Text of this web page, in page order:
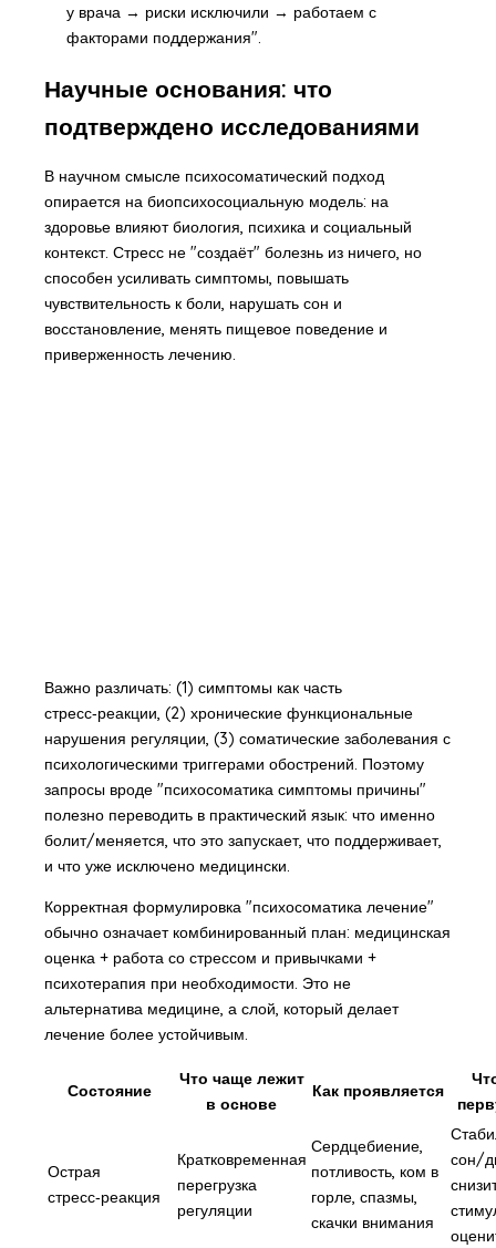
у врача → риски исключили → работаем с
факторами поддержания".
Научные основания: что
подтверждено исследованиями
В научном смысле психосоматический подход
опирается на биопсихосоциальную модель: на
здоровье влияют биология, психика и социальный
контекст. Стресс не "создаёт" болезнь из ничего, но
способен усиливать симптомы, повышать
чувствительность к боли, нарушать сон и
восстановление, менять пищевое поведение и
приверженность лечению.
Важно различать: (1) симптомы как часть
стресс‑реакции, (2) хронические функциональные
нарушения регуляции, (3) соматические заболевания с
психологическими триггерами обострений. Поэтому
запросы вроде "психосоматика симптомы причины"
полезно переводить в практический язык: что именно
болит/меняется, что это запускает, что поддерживает,
и что уже исключено медицински.
Корректная формулировка "психосоматика лечение"
обычно означает комбинированный план: медицинская
оценка + работа со стрессом и привычками +
психотерапия при необходимости. Это не
альтернатива медицине, а слой, который делает
лечение более устойчивым.
Состояние
Что чаще лежит
в основе
Как проявляется
Острая
стресс‑реакция
Кратковременная
перегрузка
регуляции
Сердцебиение,
потливость, ком в
горле, спазмы,
скачки внимания
сон/